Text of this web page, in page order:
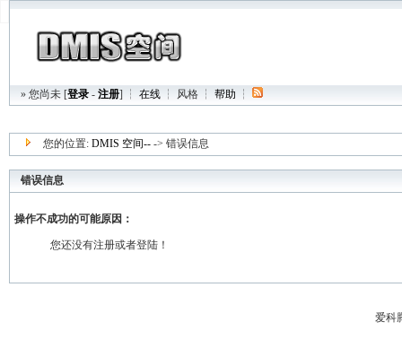
» 您尚未 [登录 - 注册] ┆ 在线 ┆ 风格 ┆ 帮助 ┆
您的位置: DMIS 空间-- -> 错误信息
错误信息
操作不成功的可能原因：
您还没有注册或者登陆！
爱科